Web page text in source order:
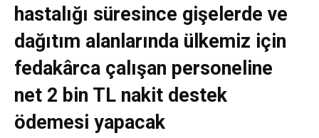
hastalığı süresince gişelerde ve
dağıtım alanlarında ülkemiz için
fedakârca çalışan persone ine
net 2 bin TL nakit destek
ödemesi yapacak